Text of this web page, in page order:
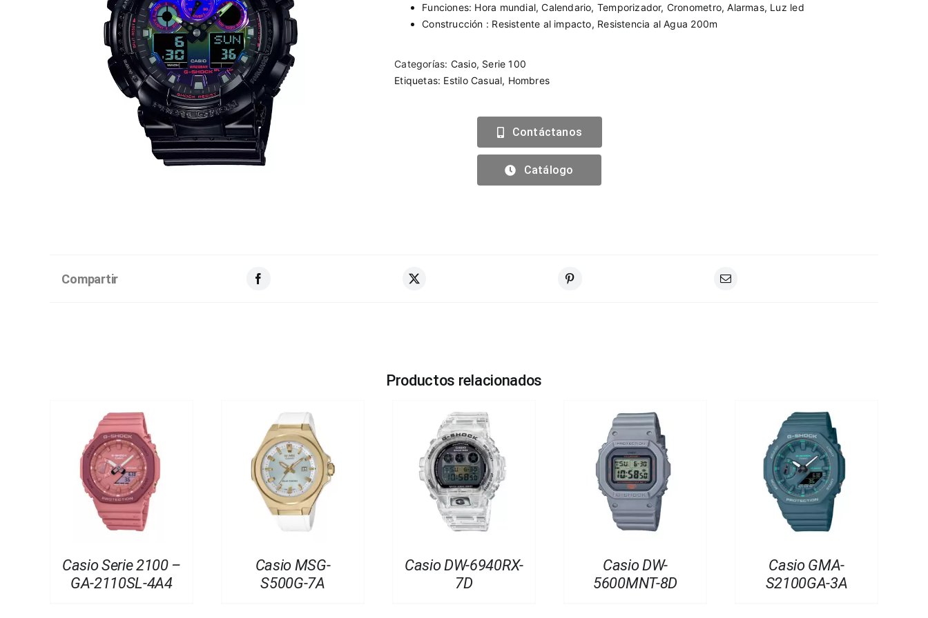
Funciones: Hora mundial, Calendario, Temporizador, Cronometro, Alarmas, Luz led
Construcción : Resistente al impacto, Resistencia al Agua 200m
Categorías: Casio, Serie 100
Etiquetas: Estilo Casual, Hombres
Contáctanos
Catálogo
Compartir
Productos relacionados
Casio Serie 2100 –
GA-2110SL-4A4
Casio MSG-
S500G-7A
Casio DW-6940RX-
7D
Casio DW-
5600MNT-8D
Casio GMA-
S2100GA-3A